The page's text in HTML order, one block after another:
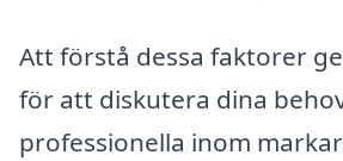
Att förstå dessa faktorer
för att diskutera dina
professionella inom